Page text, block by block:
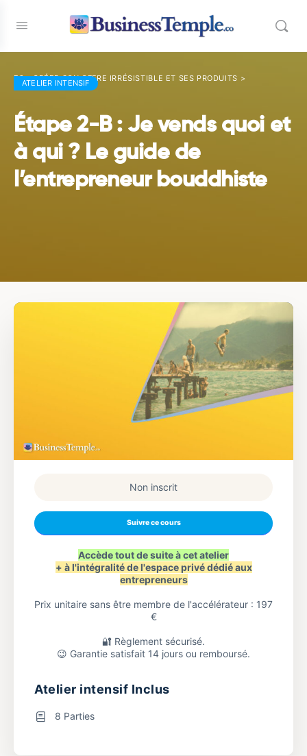
ATELIER INTENSIF
E2 - CRÉER SON OFFRE IRRÉSISTIBLE ET SES PRODUITS >
Étape 2-B : Je vends quoi et
à qui ? Le guide de
l’entrepreneur bouddhiste
Non inscrit
Suivre ce cours
Accède tout de suite à cet atelier
+ à l'intégralité de l'espace privé dédié aux
entrepreneurs
Prix unitaire sans être membre de l'accélérateur : 197
€
🔐 Règlement sécurisé.
😉 Garantie satisfait 14 jours ou remboursé.
Atelier intensif Inclus
8 Parties